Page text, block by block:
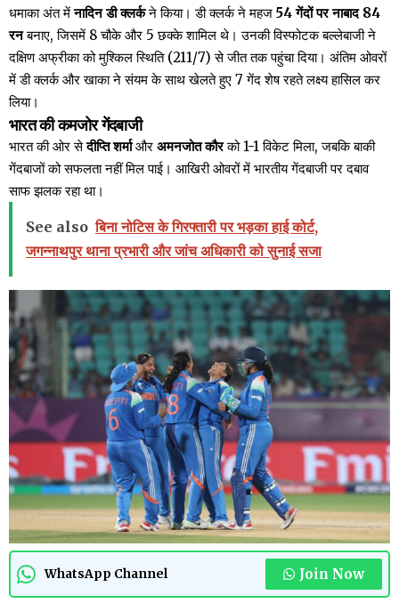
धमाका अंत मेंनादिन डी क्लर्कने किया। डी क्लर्क ने महज 54 गेंदों पर नाबाद 84
रनबनाए, जिसमें 8 चौके और 5 छक्के शामिल थे। उनकी विस्फोटक बल्लेबाजी ने
दक्षिण अफ्रीका को मुश्किल स्थिति (211/7) से जीत तक पहुंचा दिया। अंतिम ओवरों
में डी क्लर्क और खाका ने संयम के साथ खेलते हुए 7 गेंद शेष रहते लक्ष्य हासिल कर
लिया।
भारत की कमजोर गेंदबाजी
भारत की ओर सेदीप्ति शर्माऔर अमनजोत कौरको 1-1 विकेट मिला, जबकि बाकी
गेंदबाजों को सफलता नहीं मिल पाई। आखिरी ओवरों में भारतीय गेंदबाजी पर दबाव
साफ झलक रहा था।
See also बिना नोटिस के गिरफ्तारी पर भड़का हाई कोर्ट,
जगन्नाथपुर थाना प्रभारी और जांच अधिकारी को सुनाई सजा
WhatsApp Channel Join Now